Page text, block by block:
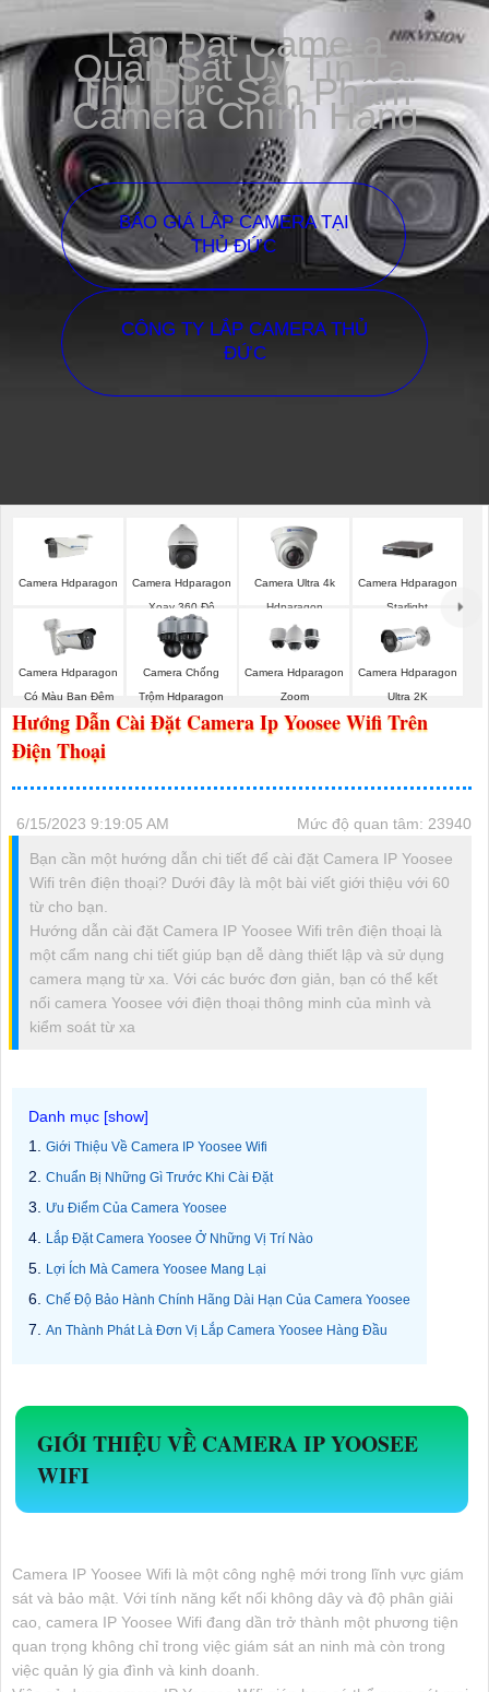
Lắp Đặt Camera
Quan Sát Uy Tín Tại
Thủ Đức Sản Phẩm
Camera Chính Hãng
BÁO GIÁ LẮP CAMERA TẠI
THỦ ĐỨC
CÔNG TY LẮP CAMERA THỦ
ĐỨC
Camera Hdparagon
Camera Hdparagon
Xoay 360 Độ
Camera Ultra 4k
Hdparagon
Camera Hdparagon
Starlight
Camera Hdparagon
Có Màu Ban Đêm
Camera Chống
Trộm Hdparagon
Camera Hdparagon
Zoom
Camera Hdparagon
Ultra 2K
Hướng Dẫn Cài Đặt Camera Ip Yoosee Wifi Trên
Điện Thoại
6/15/2023 9:19:05 AM
Mức độ quan tâm: 23940
Bạn cần một hướng dẫn chi tiết để cài đặt Camera IP Yoosee
Wifi trên điện thoại? Dưới đây là một bài viết giới thiệu với 60
từ cho bạn.
Hướng dẫn cài đặt Camera IP Yoosee Wifi trên điện thoại là
một cẩm nang chi tiết giúp bạn dễ dàng thiết lập và sử dụng
camera mạng từ xa. Với các bước đơn giản, bạn có thể kết
nối camera Yoosee với điện thoại thông minh của mình và
kiểm soát từ xa
Giới Thiệu Về Camera IP Yoosee Wifi
Chuẩn Bị Những Gì Trước Khi Cài Đặt
Ưu Điểm Của Camera Yoosee
Lắp Đặt Camera Yoosee Ở Những Vị Trí Nào
Lợi Ích Mà Camera Yoosee Mang Lại
Chế Độ Bảo Hành Chính Hãng Dài Hạn Của Camera Yoosee
An Thành Phát Là Đơn Vị Lắp Camera Yoosee Hàng Đầu
GIỚI THIỆU VỀ CAMERA IP YOOSEE
WIFI
Camera IP Yoosee Wifi là một công nghệ mới trong lĩnh vực giám
sát và bảo mật. Với tính năng kết nối không dây và độ phân giải
cao, camera IP Yoosee Wifi đang dần trở thành một phương tiện
quan trọng không chỉ trong việc giám sát an ninh mà còn trong
việc quản lý gia đình và kinh doanh.